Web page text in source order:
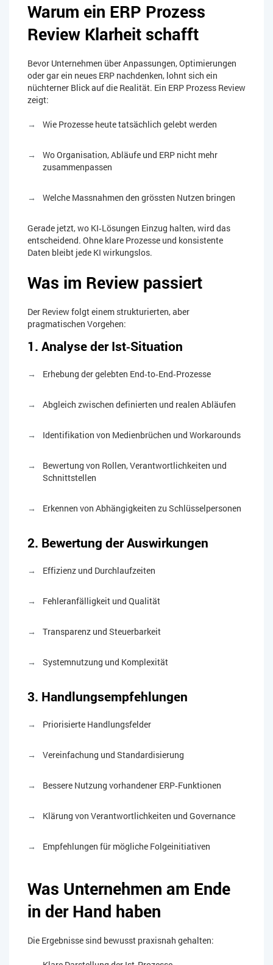
Warum ein ERP Prozess
Review Klarheit schafft
Bevor Unternehmen über Anpassungen, Optimierungen
oder gar ein neues ERP nachdenken, lohnt sich ein
nüchterner Blick auf die Realität. Ein ERP Prozess Review
zeigt:
Wie Prozesse heute tatsächlich gelebt werden
Wo Organisation, Abläufe und ERP nicht mehr
zusammenpassen
Welche Massnahmen den grössten Nutzen bringen
Gerade jetzt, wo KI‑Lösungen Einzug halten, wird das
entscheidend. Ohne klare Prozesse und konsistente
Daten bleibt jede KI wirkungslos.
Was im Review passiert
Der Review folgt einem strukturierten, aber
pragmatischen Vorgehen:
1. Analyse der Ist‑Situation
Erhebung der gelebten End‑to‑End‑Prozesse
Abgleich zwischen definierten und realen Abläufen
Identifikation von Medienbrüchen und Workarounds
Bewertung von Rollen, Verantwortlichkeiten und
Schnittstellen
Erkennen von Abhängigkeiten zu Schlüsselpersonen
2. Bewertung der Auswirkungen
Effizienz und Durchlaufzeiten
Fehleranfälligkeit und Qualität
Transparenz und Steuerbarkeit
Systemnutzung und Komplexität
3. Handlungsempfehlungen
Priorisierte Handlungsfelder
Vereinfachung und Standardisierung
Bessere Nutzung vorhandener ERP‑Funktionen
Klärung von Verantwortlichkeiten und Governance
Empfehlungen für mögliche Folgeinitiativen
Was Unternehmen am Ende
in der Hand haben
Die Ergebnisse sind bewusst praxisnah gehalten: